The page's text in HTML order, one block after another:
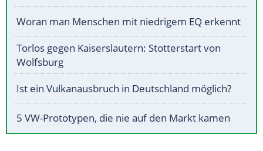
Woran man Menschen mit niedrigem EQ erkennt
Torlos gegen Kaiserslautern: Stotterstart von
Wolfsburg
Ist ein Vulkanausbruch in Deutschland möglich?
5 VW-Prototypen, die nie auf den Markt kamen